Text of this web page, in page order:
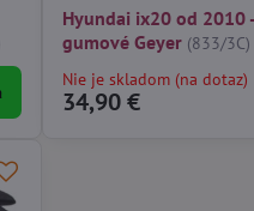
Hyundai ix20 od 2010
gumové Geyer (833/3C)
Nie je skladom (na dotaz)
34,90 €